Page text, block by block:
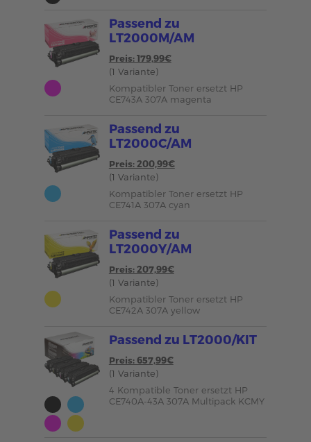
Passend zu
LT2000M/AM
Preis: 179,99€
(1 Variante)
Kompatibler Toner ersetzt HP
CE743A 307A magenta
Passend zu
LT2000C/AM
Preis: 200,99€
(1 Variante)
Kompatibler Toner ersetzt HP
CE741A 307A cyan
Passend zu
LT2000Y/AM
Preis: 207,99€
(1 Variante)
Kompatibler Toner ersetzt HP
CE742A 307A yellow
Passend zu LT2000/KIT
Preis: 657,99€
(1 Variante)
4 Kompatible Toner ersetzt HP
CE740A-43A 307A Multipack KCMY